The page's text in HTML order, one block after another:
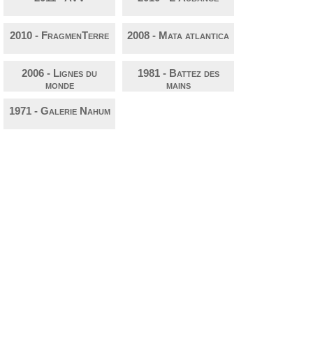
2010 - FragmenTerre 2008 - Mata atlantica
2006 - Lignes du
monde
1981 - Battez des
mains
1971 - Galerie Nahum